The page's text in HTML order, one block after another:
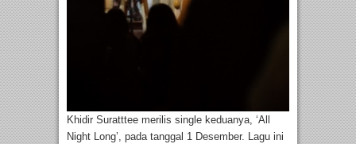
Khidir Suratttee merilis single keduanya, ‘All
Night Long’, pada tanggal 1 Desember. Lagu ini